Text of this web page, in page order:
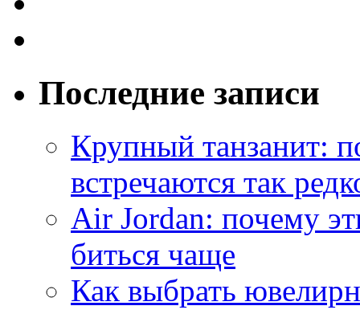
Последние записи
Крупный танзанит:
встречаются так
Air Jordan: почему
биться чаще
Как выбрать